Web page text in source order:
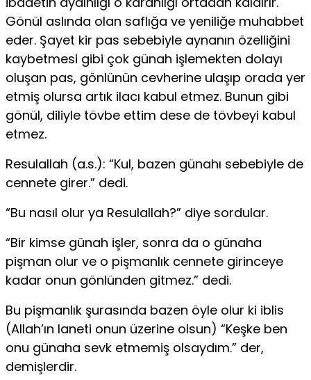
Gönül aslında olan saflığa ve yeniliğe muhabbet
eder. Şayet kir pas sebebiyle aynanın özelliğini
kaybetmesi gibi çok günah işlemekten dolayı
oluşan pas, gönlünün cevherine ulaşıp orada yer
etmiş olursa artık ilacı kabul etmez. Bunun gibi
gönül, diliyle tövbe ettim dese de tövbeyi kabul
etmez.
Resulallah (a.s.): “Kul, bazen günahı sebebiyle de
cen­nete girer.” dedi.
“Bu nasıl olur ya Resulallah?” diye sordular.
“Bir kimse günah işler, sonra da o günaha
pişman olur ve o pişmanlık cennete girinceye
kadar onun gönlünden gitmez.” dedi.
Bu pişmanlık şurasında bazen öyle olur ki iblis
(Allah’ın laneti onun üzerine olsun) “Keşke ben
onu günaha sevk et­memiş olsaydım.” der,
demişlerdir.